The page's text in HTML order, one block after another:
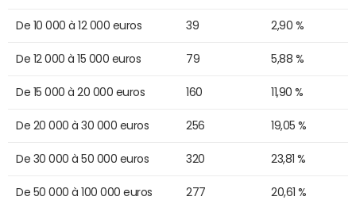
De 10 000 à 12 000 euros 39 2,90 %
De 12 000 à 15 000 euros 79 5,88 %
De 15 000 à 20 000 euros 160 11,90 %
De 20 000 à 30 000 euros 256 19,05 %
De 30 000 à 50 000 euros 320 23,81 %
De 50 000 à 100 000 euros 277 20,61 %